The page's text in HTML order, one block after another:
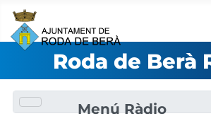
Roda de Berà
Menú Ràdio